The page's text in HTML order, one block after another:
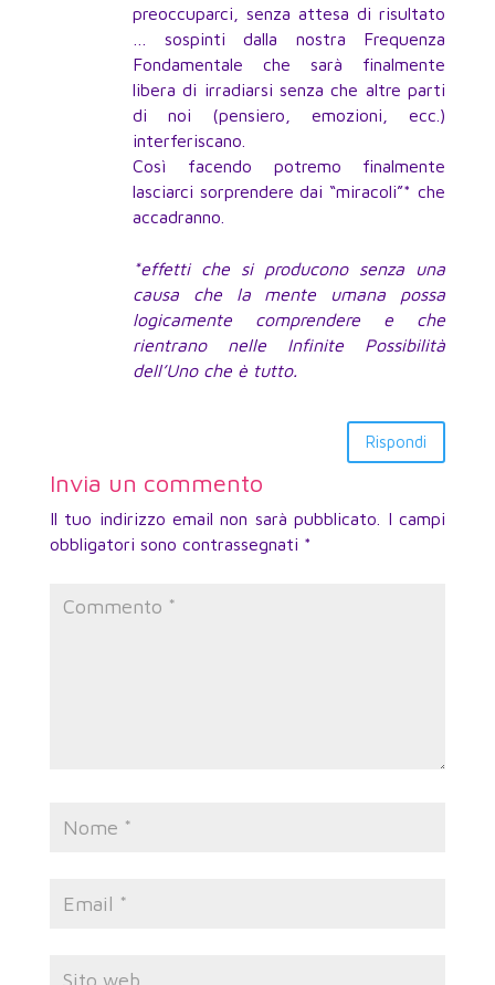
preoccuparci, senza attesa di risultato
… sospinti dalla nostra Frequenza
Fondamentale che sarà finalmente
libera di irradiarsi senza che altre parti
di noi (pensiero, emozioni, ecc.)
interferiscano.
Così facendo potremo finalmente
lasciarci sorprendere dai “miracoli”* che
accadranno.
*effetti che si producono senza una
causa che la mente umana possa
logicamente comprendere e che
rientrano nelle Infinite Possibilità
dell’Uno che è tutto.
Rispondi
Invia un commento
Il tuo indirizzo email non sarà pubblicato.
I campi
obbligatori sono contrassegnati *